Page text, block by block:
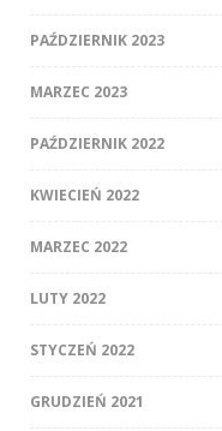
PAŹDZIERNIK 2023
MARZEC 2023
PAŹDZIERNIK 2022
KWIECIEŃ 2022
MARZEC 2022
LUTY 2022
STYCZEŃ 2022
GRUDZIEŃ 2021